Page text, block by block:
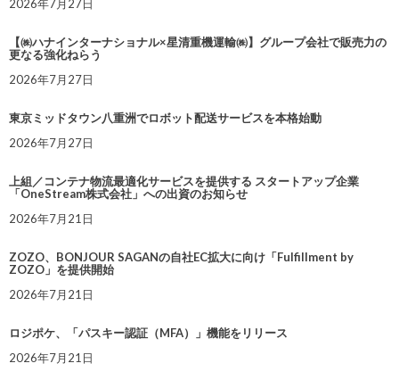
2026年7月27日
【㈱ハナインターナショナル×星清重機運輸㈱】グループ会社で販売力の
更なる強化ねらう
2026年7月27日
東京ミッドタウン八重洲でロボット配送サービスを本格始動
2026年7月27日
上組／コンテナ物流最適化サービスを提供する スタートアップ企業
「OneStream株式会社」への出資のお知らせ
2026年7月21日
ZOZO、BONJOUR SAGANの自社EC拡大に向け「Fulfillment by
ZOZO」を提供開始
2026年7月21日
ロジポケ、「パスキー認証（MFA）」機能をリリース
2026年7月21日